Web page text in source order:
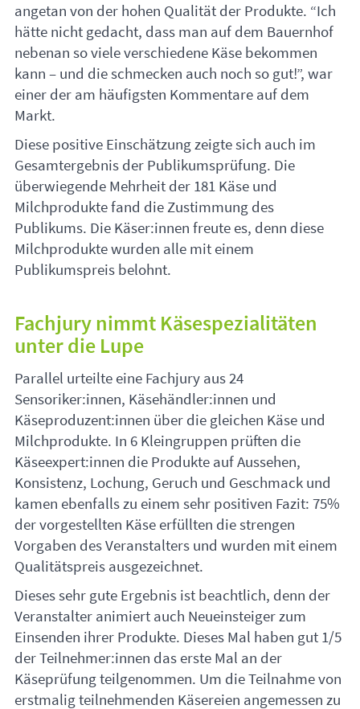
angetan von der hohen Qualität der Produkte. “Ich
hätte nicht gedacht, dass man auf dem Bauernhof
nebenan so viele verschiedene Käse bekommen
kann – und die schmecken auch noch so gut!”, war
einer der am häufigsten Kommentare auf dem
Markt.
Diese positive Einschätzung zeigte sich auch im
Gesamtergebnis der Publikumsprüfung. Die
überwiegende Mehrheit der 181 Käse und
Milchprodukte fand die Zustimmung des
Publikums. Die Käser:innen freute es, denn diese
Milchprodukte wurden alle mit einem
Publikumspreis belohnt.
Fachjury nimmt Käsespezialitäten
unter die Lupe
Parallel urteilte eine Fachjury aus 24
Sensoriker:innen, Käsehändler:innen und
Käseproduzent:innen über die gleichen Käse und
Milchprodukte. In 6 Kleingruppen prüften die
Käseexpert:innen die Produkte auf Aussehen,
Konsistenz, Lochung, Geruch und Geschmack und
kamen ebenfalls zu einem sehr positiven Fazit: 75%
der vorgestellten Käse erfüllten die strengen
Vorgaben des Veranstalters und wurden mit einem
Qualitätspreis ausgezeichnet.
Dieses sehr gute Ergebnis ist beachtlich, denn der
Veranstalter animiert auch Neueinsteiger zum
Einsenden ihrer Produkte. Dieses Mal haben gut 1/5
der Teilnehmer:innen das erste Mal an der
Käseprüfung teilgenommen. Um die Teilnahme von
erstmalig teilnehmenden Käsereien angemessen zu